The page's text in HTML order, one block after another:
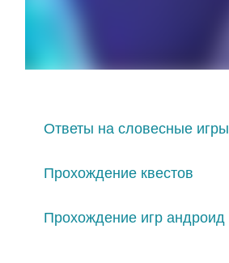
Ответы на словесные игры
Прохождение квестов
Прохождение игр андроид